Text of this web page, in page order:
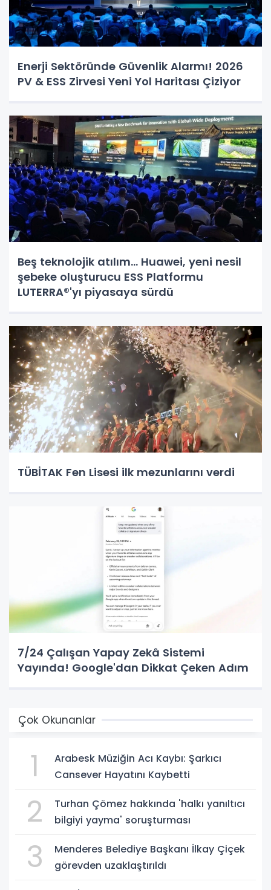
Enerji Sektöründe Güvenlik Alarmı! 2026
PV & ESS Zirvesi Yeni Yol Haritası Çiziyor
Beş teknolojik atılım... Huawei, yeni nesil
şebeke oluşturucu ESS Platformu
LUTERRA®'yı piyasaya sürdü
TÜBİTAK Fen Lisesi ilk mezunlarını verdi
7/24 Çalışan Yapay Zekâ Sistemi
Yayında! Google'dan Dikkat Çeken Adım
Çok Okunanlar
1
Arabesk Müziğin Acı Kaybı: Şarkıcı
Cansever Hayatını Kaybetti
2
Turhan Çömez hakkında 'halkı yanıltıcı
bilgiyi yayma' soruşturması
3
Menderes Belediye Başkanı İlkay Çiçek
görevden uzaklaştırıldı